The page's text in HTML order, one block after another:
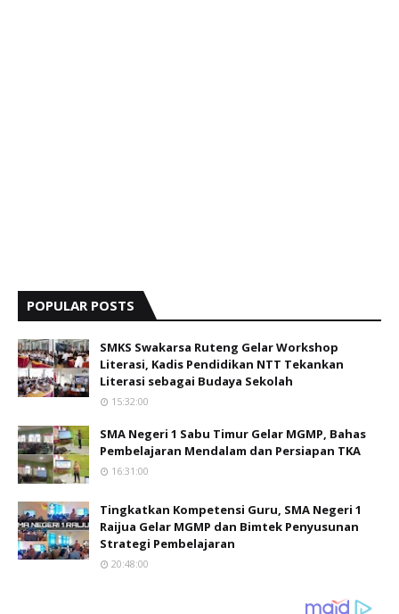
POPULAR POSTS
SMKS Swakarsa Ruteng Gelar Workshop
Literasi, Kadis Pendidikan NTT Tekankan
Literasi sebagai Budaya Sekolah
15:32:00
SMA Negeri 1 Sabu Timur Gelar MGMP, Bahas
Pembelajaran Mendalam dan Persiapan TKA
16:31:00
Tingkatkan Kompetensi Guru, SMA Negeri 1
Raijua Gelar MGMP dan Bimtek Penyusunan
Strategi Pembelajaran
20:48:00